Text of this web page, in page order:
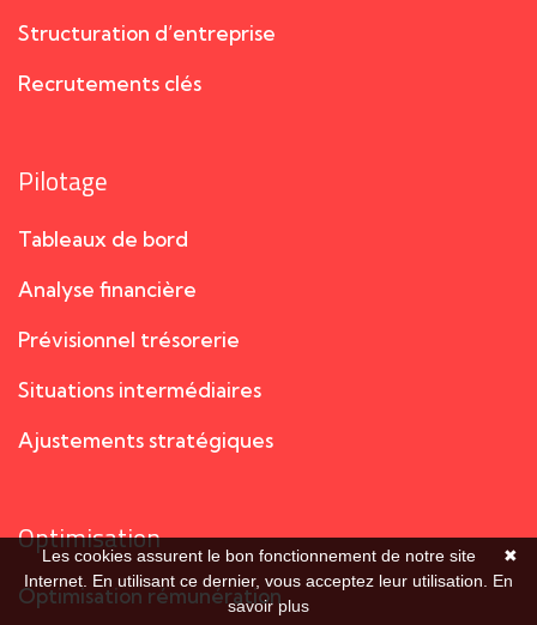
Structuration d’entreprise
Recrutements clés
Pilotage
Tableaux de bord
Analyse financière
Prévisionnel trésorerie
Situations intermédiaires
Ajustements stratégiques
Optimisation
Optimisation rémunération
✖
Les cookies assurent le bon fonctionnement de notre site
Internet. En utilisant ce dernier, vous acceptez leur utilisation. En
savoir plus